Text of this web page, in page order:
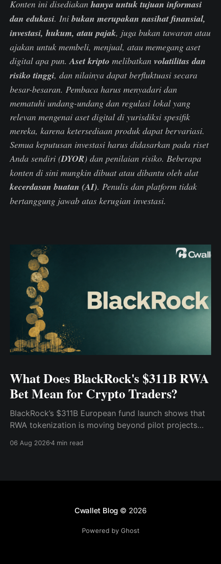
Konten ini disediakan hanya untuk tujuan informasi
dan edukasi. Inibukan merupakan nasihat finansial,
investasi, hukum, atau pajak, juga bukan tawaran atau
ajakan untuk membeli, menjual, atau memegang aset
digital apa pun. Aset kripto melibatkan volatilitas dan
risiko tinggi, dan nilainya dapat berfluktuasi secara
besar-besaran. Pembaca harus menyadari dan
mematuhi undang-undang dan regulasi lokal yang
relevan mengenai aset digital di yurisdiksi spesifik
mereka, karena ketersediaan produk dapat bervariasi.
Semua keputusan investasi harus didasarkan pada riset
Anda sendiri (DYOR) dan penilaian risiko. Beberapa
konten di sini mungkin dibuat atau dibantu oleh alat
kecerdasan buatan (AI). Penulis dan platform tidak
bertanggung jawab atas kerugian investasi.
What Does BlackRock's $311B RWA
Bet Mean for Crypto Traders?
BlackRock’s $311B European fund launch shows that
RWA tokenization is moving beyond pilot projects
what it means for crypto traders.
06 Aug 20264 min read
Cwallet Blog © 2026
Powered by Ghost